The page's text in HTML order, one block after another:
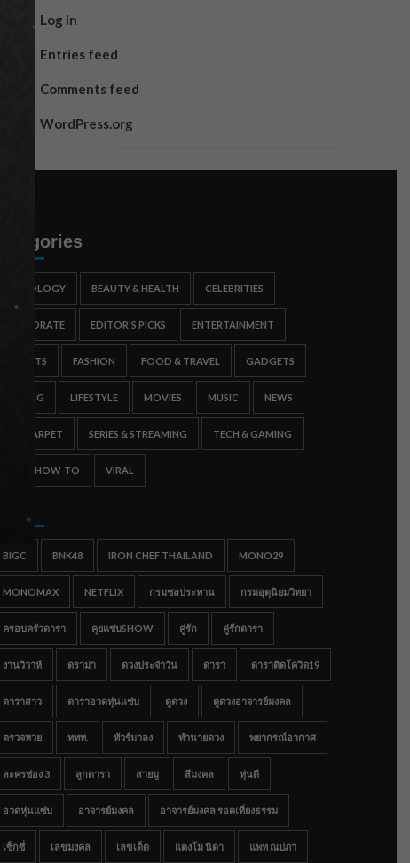
Log in
Entries feed
Comments feed
WordPress.org
Categories
ASTROLOGY BEAUTY & HEALTH CELEBRITIES
CORPORATE EDITOR'S PICKS ENTERTAINMENT
ESPORTS FASHION FOOD & TRAVEL GADGETS
GAMING LIFESTYLE MOVIES MUSIC NEWS
RED CARPET SERIES & STREAMING TECH & GAMING
TIPS & HOW-TO VIRAL
BIGC BNK48 IRON CHEF THAILAND MONO29
MONOMAX NETFLIX กรมชลประทาน กรมอุตุนิยมวิทยา
ครอบครัวดารา คุยแซ่บSHOW คู่รัก คู่รักดารา
งานวิวาห์ ดราม่า ดวงประจำวัน ดารา ดาราติดโควิด19
ดาราสาว ดาราอวดหุ่นแซ่บ ดูดวง ดูดวงอาจารย์มงคล
ตรวจหวย ททท. ทัวร์มาลง ทำนายดวง พยากรณ์อากาศ
ละครช่อง 3 ลูกดารา สายมู สีมงคล หุ่นดี
อวดหุ่นแซ่บ อาจารย์มงคล อาจารย์มงคล รอดเที่ยงธรรม
เซ็กซี่ เลขมงคล เลขเด็ด แตงโม นิดา แพท ณปภา